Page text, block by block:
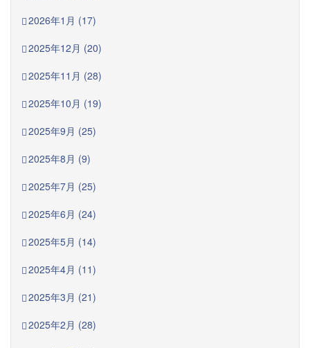
2026年1月 (17)
2025年12月 (20)
2025年11月 (28)
2025年10月 (19)
2025年9月 (25)
2025年8月 (9)
2025年7月 (25)
2025年6月 (24)
2025年5月 (14)
2025年4月 (11)
2025年3月 (21)
2025年2月 (28)